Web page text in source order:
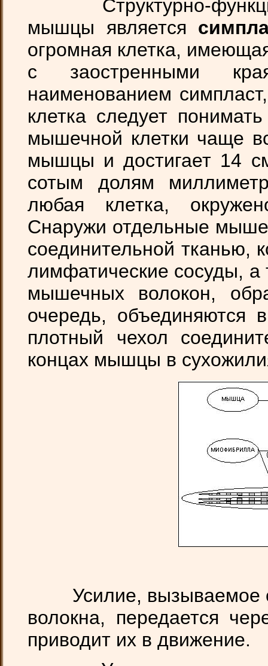
Структурно-
мышцы является
огромная клетка,
с заостренными
наименованием
клетка следует
мышечной клетки чаще
мышцы и достигает 14
сотым долям
любая клетка,
Снаружи отдельные
соединительной тканью,
лимфатические сосуды, а
мышечных волокон,
очередь,
плотный чехол
концах мышцы в
Усилие, вызываемое
волокна, передается
приводит их в движение.